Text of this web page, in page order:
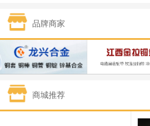
1#锡 434,000—436,000
1#镍 129,550—130,750
1#白银 15,100—15,110
钯金
品牌商家
商城推荐